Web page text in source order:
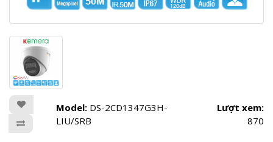
Model: DS-2CD1347G3H-
LIU/SRB
Lượt xem:
870